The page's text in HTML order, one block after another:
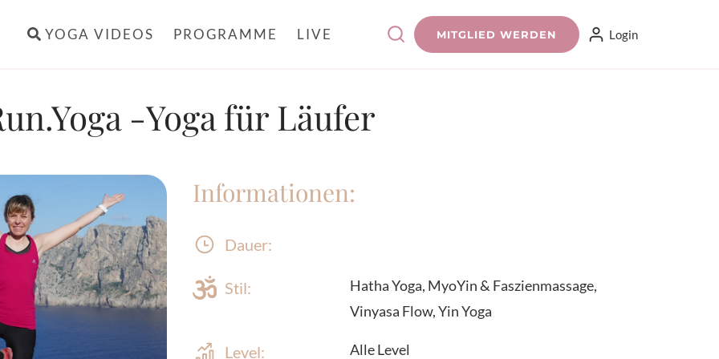
YOGA VIDEOS PROGRAMME LIVE MITGLIED WERDEN Login
-Yoga für Läufer
Informationen:
Dauer:
Stil:
Hatha Yoga, MyoYin & Faszienmassage,
Vinyasa Flow, Yin Yoga
Level: Alle Level